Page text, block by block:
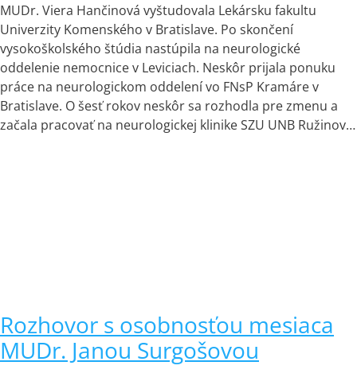
MUDr. Viera Hančinová vyštudovala Lekársku fakultu
Univerzity Komenského v Bratislave. Po skončení
vysokoškolského štúdia nastúpila na neurologické
oddelenie nemocnice v Leviciach. Neskôr prijala ponuku
práce na neurologickom oddelení vo FNsP Kramáre v
Bratislave. O šesť rokov neskôr sa rozhodla pre zmenu a
začala pracovať na neurologickej klinike SZU UNB Ružinov…
Rozhovor s osobnosťou mesiaca
MUDr. Janou Surgošovou